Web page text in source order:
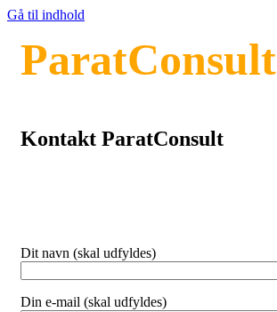
Gå til indhold
ParatConsult
Kontakt ParatConsult
Dit navn (skal udfyldes)
Din e-mail (skal udfyldes)